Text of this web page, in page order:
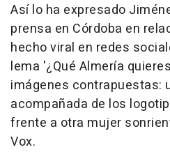
Así lo ha expresado
prensa en Córdoba en
hecho viral en redes
lema '¿Qué Almería
imágenes contrapuestas:
acompañada de los
frente a otra mujer
Vox.